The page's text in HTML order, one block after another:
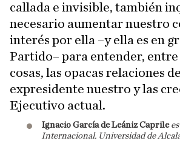
callada e invisible, también
necesario aumentar nuestro
interés por ella –y ella es en
Partido– para entender, entre
cosas, las opacas relaciones
expresidente nuestro y las
Ejecutivo actual.
Ignacio García de Leániz Caprile
Internacional. Universidad de